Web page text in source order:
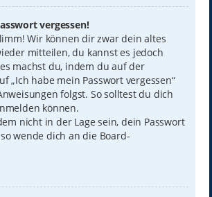
vergessen!
Wir können dir zwar dein altes
mitteilen, du kannst es jedoch
machst du, indem du auf der
„Ich habe mein Passwort vergessen“
folgst. So solltest du dich
können.
nicht in der Lage sein, dein Passwort
wende dich an die Board-